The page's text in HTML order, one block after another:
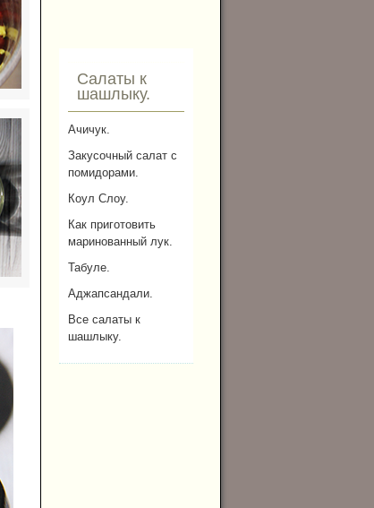
Салаты к
шашлыку.
Ачичук.
Закусочный салат с
помидорами.
Коул Слоу.
Как приготовить
маринованный лук.
Табуле.
Аджапсандали.
Все салаты к
шашлыку.